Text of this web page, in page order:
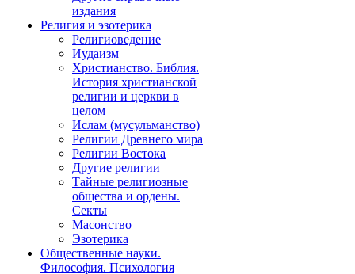
издания
Религия и эзотерика
Религиоведение
Иудаизм
Христианство. Библия.
История христианской
религии и церкви в
целом
Ислам (мусульманство)
Религии Древнего мира
Религии Востока
Другие религии
Тайные религиозные
общества и ордены.
Секты
Масонство
Эзотерика
Общественные науки.
Философия. Психология